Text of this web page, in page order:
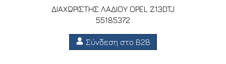
ΔΙΑΧΩΡΙΣΤΗΣ ΛΑΔΙΟΥ OPEL Z13DTJ
55185372
Σύνδεση στο B2B